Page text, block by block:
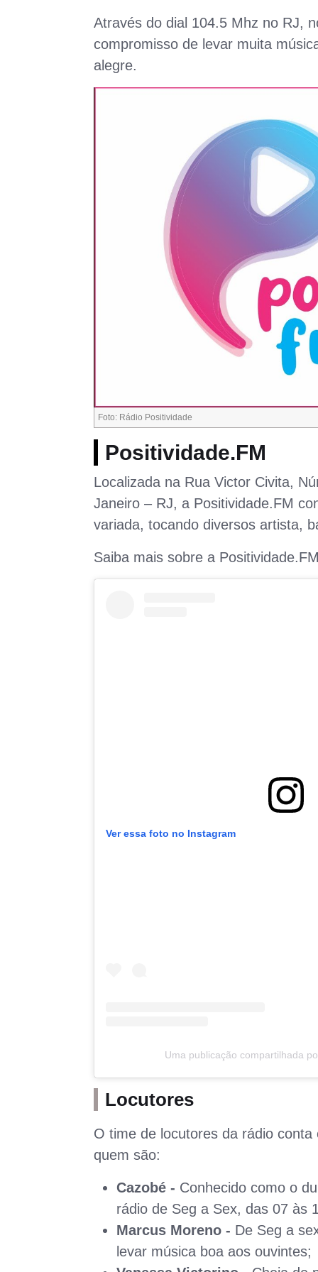
Através do dial 104.5 Mhz no RJ,
compromisso de levar muita
alegre.
Foto: Rádio Positividade
Positividade.FM
Localizada na Rua Victor Civita,
Janeiro – RJ, a Positividade.FM
variada, tocando diversos artista,
Saiba mais sobre a
Ver essa foto no Instagram
Uma publicação compartilhada
Locutores
O time de locutores da rádio
quem são:
Cazobé - Conhecido como o
rádio de Seg a Sex, das 07 às
Marcus Moreno - De Seg a
levar música boa aos ouvintes;